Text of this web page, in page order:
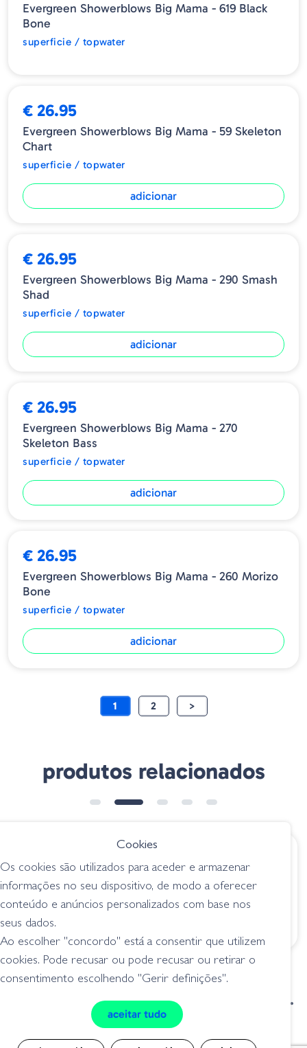
Evergreen Showerblows Big Mama - 619 Black
Bone
superficie / topwater
€ 26.95
Evergreen Showerblows Big Mama - 59 Skeleton
Chart
superficie / topwater
adicionar
€ 26.95
Evergreen Showerblows Big Mama - 290 Smash
Shad
superficie / topwater
adicionar
€ 26.95
Evergreen Showerblows Big Mama - 270
Skeleton Bass
superficie / topwater
adicionar
€ 26.95
Evergreen Showerblows Big Mama - 260 Morizo
Bone
superficie / topwater
adicionar
1 2 >
produtos relacionados
€ 14.95
Amostra Hollow
Body Mouse 2"1/4
MHB60T404 Black
superficie / topwater
Evergreen Combat
Rat - 602 Big Bite
Chart
condições de venda
livro de reclamações
privacidade
cookies
Cookies
Os cookies são utilizados para aceder e armazenar
informações no seu dispositivo, de modo a oferecer
conteúdo e anúncios personalizados com base nos
seus dados.
Ao escolher "concordo" está a consentir que utilizem
cookies. Pode recusar ou pode recusar ou retirar o
consentimento escolhendo "Gerir definições".
aceitar tudo